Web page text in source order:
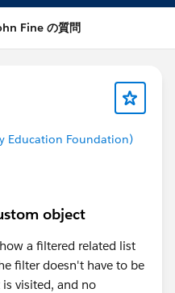
Fine の質問
Education Foundation)
object
a filtered related list
filter doesn't have to be
visited, and no